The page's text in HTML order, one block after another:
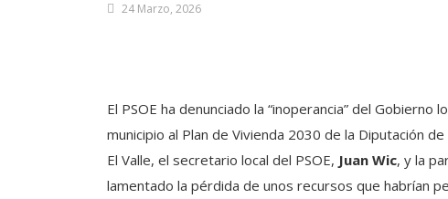
24 Marzo, 2026
El PSOE ha denunciado la “inoperancia” del Gobierno
municipio al Plan de Vivienda 2030 de la Diputación
El Valle, el secretario local del PSOE, Juan Wic, y la
lamentado la pérdida de unos recursos que habrían